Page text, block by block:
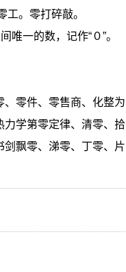
工。零打碎敲。
一的数，记作“０”。
零件、零售商、化整为
力学第零定律、清零、拾
飘零、涕零、丁零、片